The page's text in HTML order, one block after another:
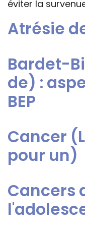
éviter la
Atrésie
Bardet-
de) :
BEP
Cancer
pour un)
Cancers